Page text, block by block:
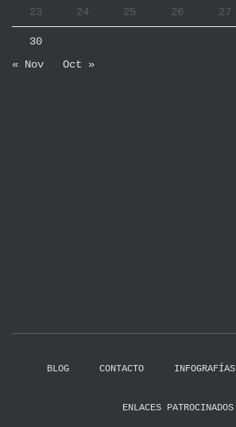
23 24 25 26 27
30
« Nov
Oct »
BLOG CONTACTO INFOGRAFÍAS
ENLACES PATROCINADOS